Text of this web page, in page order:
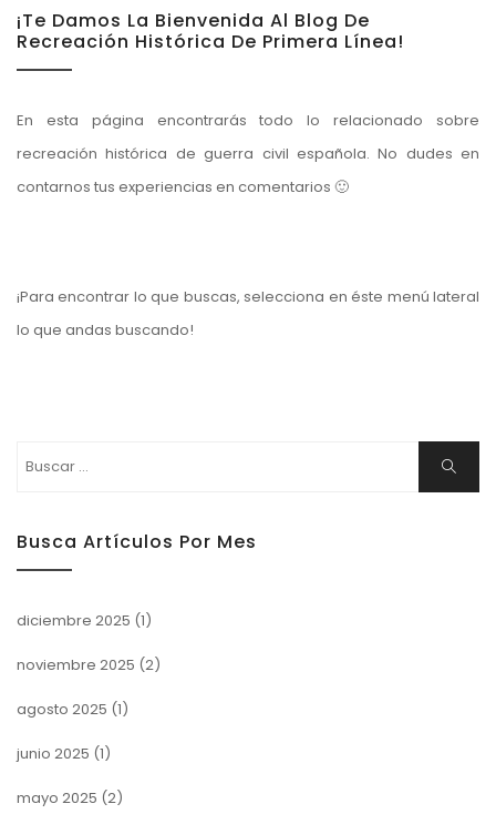
¡Te Damos La Bienvenida Al Blog De
Recreación Histórica De Primera Línea!
En esta página encontrarás todo lo relacionado sobre
recreación histórica de guerra civil española. No dudes en
contarnos tus experiencias en comentarios 🙂
¡Para encontrar lo que buscas, selecciona en éste menú lateral
lo que andas buscando!
Buscar
Busca Artículos Por Mes
diciembre 2025 (1)
noviembre 2025 (2)
agosto 2025 (1)
junio 2025 (1)
mayo 2025 (2)